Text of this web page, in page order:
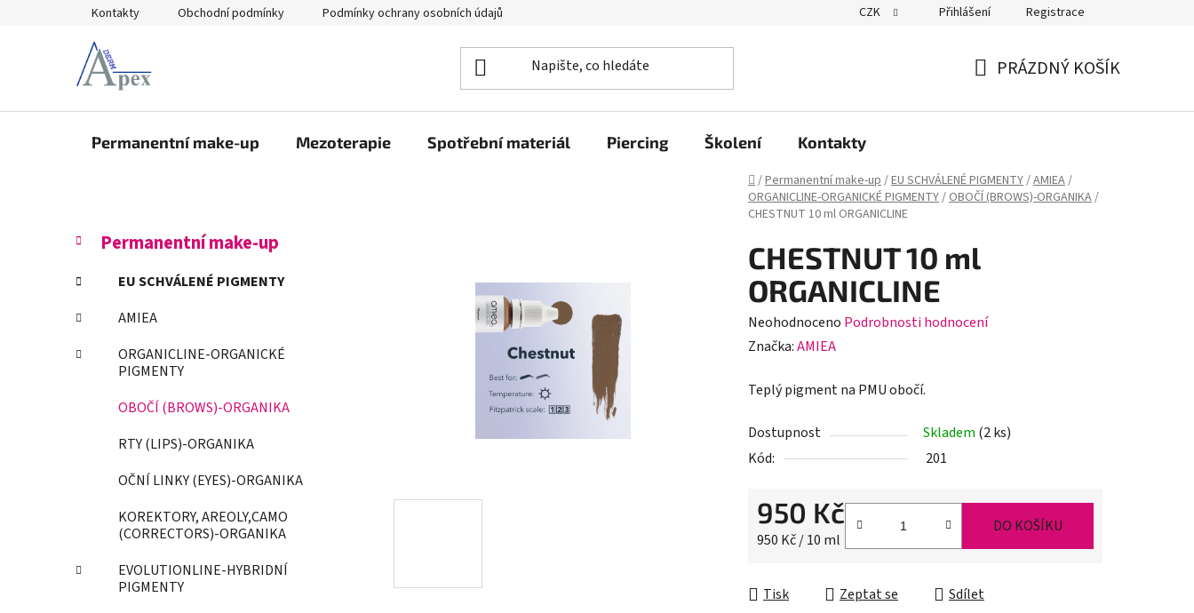
Kontakty Obchodní podmínky Podmínky ochrany osobních údajů CZK Přihlášení Registrace
PRÁZDNÝ KOŠÍK
Permanentní make-up Mezoterapie Spotřební materiál Piercing Školení Kontakty
Domů
/Permanentní make-up/EU SCHVÁLENÉ PIGMENTY/AMIEA/
ORGANICLINE-ORGANICKÉ PIGMENTY/OBOČÍ (BROWS)-ORGANIKA/
CHESTNUT 10 ml ORGANICLINE
P
s
r
a
Přeskočit
kategorie
K
a
e
g
r
Permanentní make-up
EU SCHVÁLENÉ PIGMENTY
AMIEA
ORGANICLINE-ORGANICKÉ
PIGMENTY
OBOČÍ (BROWS)-ORGANIKA
RTY (LIPS)-ORGANIKA
OČNÍ LINKY (EYES)-ORGANIKA
KOREKTORY, AREOLY,CAMO
(CORRECTORS)-ORGANIKA
EVOLUTIONLINE-HYBRIDNÍ
PIGMENTY
CHESTNUT 10 ml
ORGANICLINE
Průměrné
hodnocení
je
z
5
Neohodnoceno Podrobnosti hodnocení
Značka:AMIEA
Teplý pigment na PMU obočí.
Dostupnost Skladem (2 ks)
Kód:
201
950 Kč
Měrná cena:
950 Kč / 10 ml
DO KOŠÍKU
Tisk Zeptat se Sdílet